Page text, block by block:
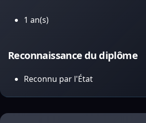
1 an(s)
Reconnaissance du diplôme
Reconnu par l'État